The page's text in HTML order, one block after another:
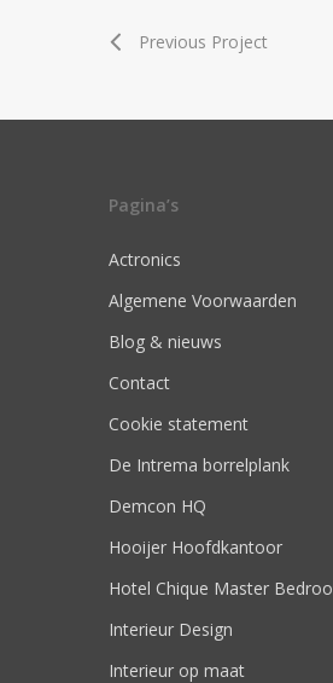
Previous Project
Pagina’s
Actronics
Algemene Voorwaarden
Blog & nieuws
Contact
Cookie statement
De Intrema borrelplank
Demcon HQ
Hooijer Hoofdkantoor
Hotel Chique Master
Interieur Design
Interieur op maat